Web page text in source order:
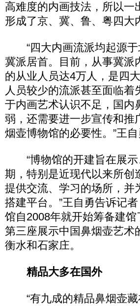
高难度的内画技法，所以
形成了京、冀、鲁、粤四大
“四大内画流派均起源于
冀派居首。目前，从事冀派
的从业人员达4万人，是四
人员较少的流派甚至面临
于内画艺术认识不足，国内
弱，还需要进一步宣传和推
烟壶博物馆的必要性。”王自
“博物馆的开建旨在展示
期，特别是近现代以来所创
提供交流、学习的场所，并
搭建平台。”王自勇告诉记
馆自2008年就开始筹备建
第三座展示中国鼻烟壶艺术
衡水和石家庄。
精品大多在国外
“有九成的精品鼻烟壶藏